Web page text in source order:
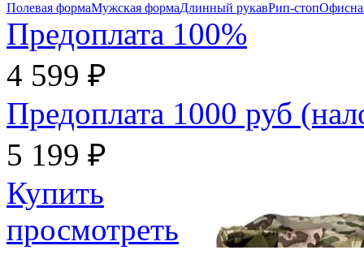
Полевая формаМужская формаДлинный рукавРип-стоп
Предоплата 100%
4 599 ₽
Предоплата 1000 руб
5 199 ₽
Купить
просмотреть